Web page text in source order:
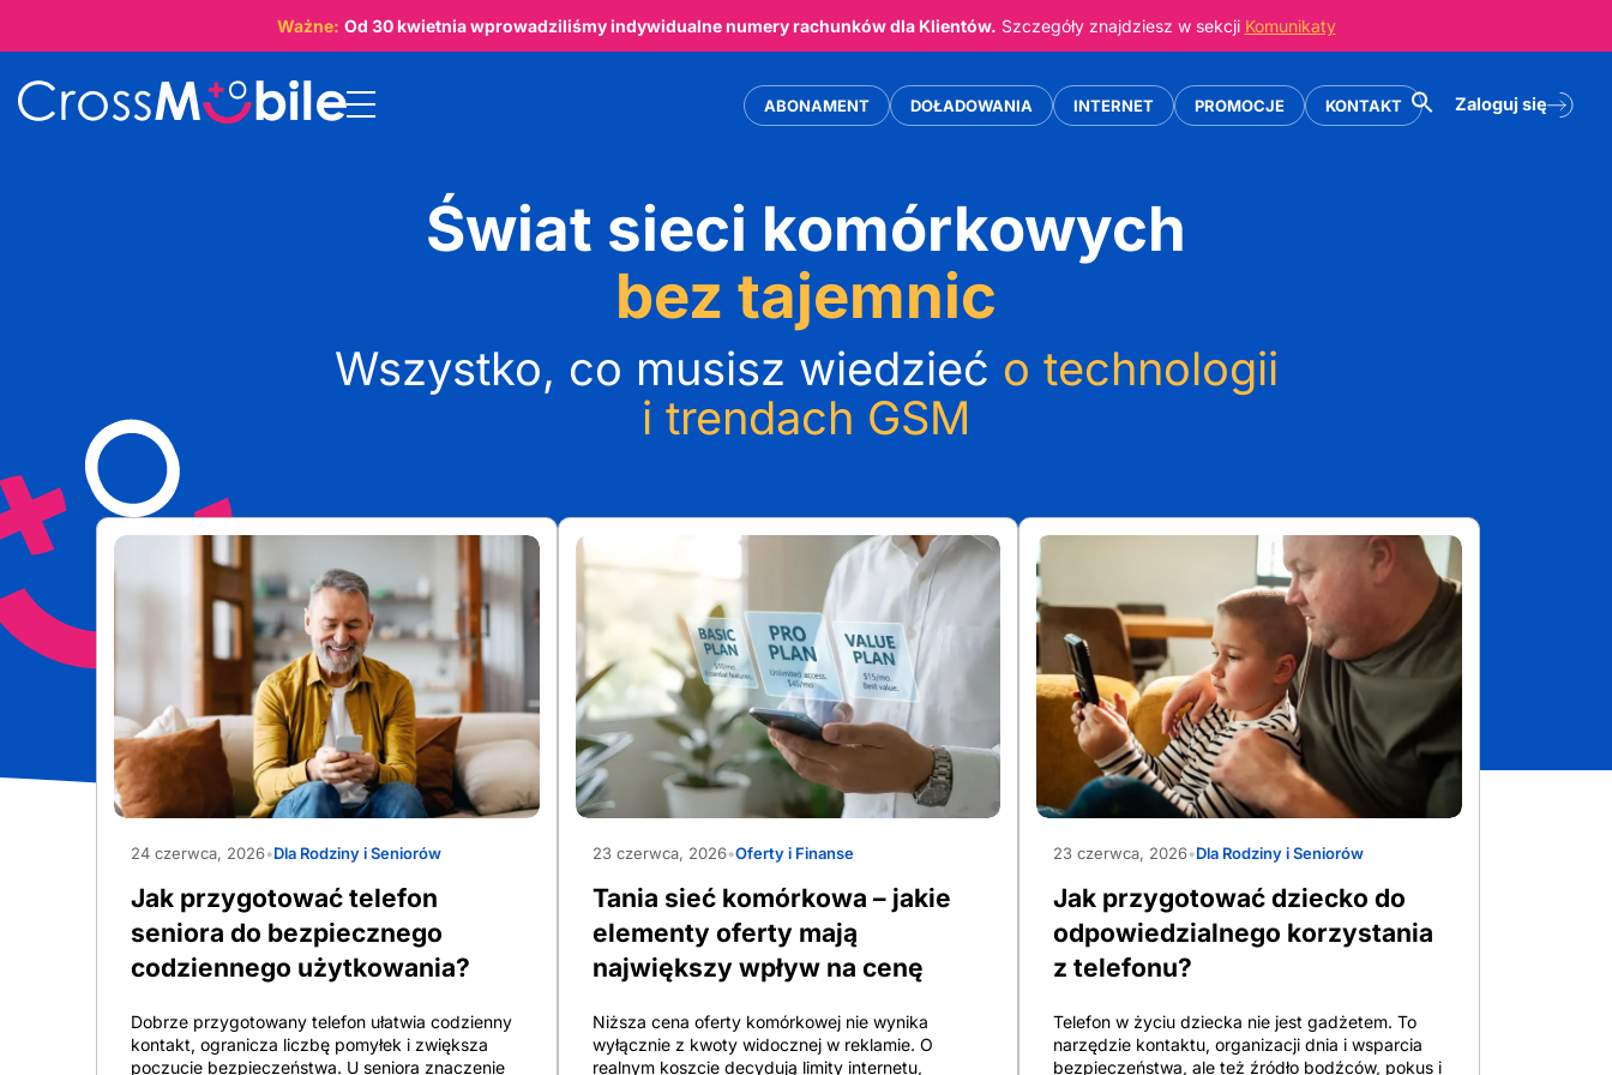
Ważne: Od 30 kwietniawprowadziliśmy indywidualne numery rachunków dla Klientów. Szczegóły znajdziesz w sekcji Komunikaty
ABONAMENT DOŁADOWANIA INTERNET PROMOCJE KONTAKT Zaloguj się
Świat sieci komórkowych
bez tajemnic
Wszystko, co musisz wiedzieć o technologii
i trendach GSM
AdobeStock_1565597090
24 czerwca, 2026•Dla Rodziny i Seniorów
Jak przygotować telefon
seniora do bezpiecznego
codziennego użytkowania?
Dobrze przygotowany telefon ułatwia codzienny
kontakt, ogranicza liczbę pomyłek i zwiększa
poczucie bezpieczeństwa. U seniora znaczenie
AdobeStock_2033712735
23 czerwca, 2026•Oferty i Finanse
Tania sieć komórkowa – jakie
elementy oferty mają
największy wpływ na cenę
Niższa cena oferty komórkowej nie wynika
wyłącznie z kwoty widocznej w reklamie. O
realnym koszcie decydują limity internetu,
AdobeStock_2065357317
23 czerwca, 2026•Dla Rodziny i Seniorów
Jak przygotować dziecko do
odpowiedzialnego korzystania
z telefonu?
Telefon w życiu dziecka nie jest gadżetem. To
narzędzie kontaktu, organizacji dnia i wsparcia
bezpieczeństwa, ale też źródło bodźców, pokus i